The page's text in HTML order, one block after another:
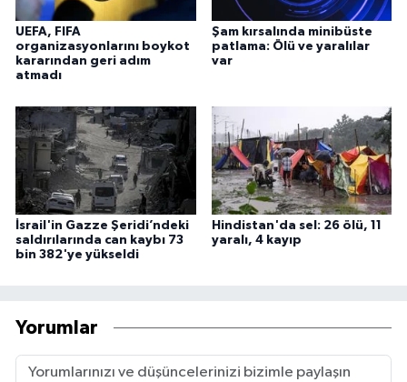
UEFA, FIFA
organizasyonlarını boykot
kararından geri adım
atmadı
Şam kırsalında minibüste
patlama: Ölü ve yaralılar
var
İsrail'in Gazze Şeridi’ndeki
saldırılarında can kaybı 73
bin 382'ye yükseldi
Hindistan'da sel: 26 ölü, 11
yaralı, 4 kayıp
Yorumlar